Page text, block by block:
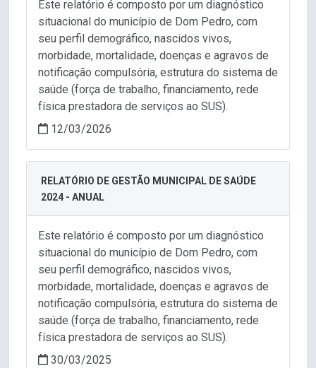
Este relatório é composto por um diagnóstico
situacional do município de Dom Pedro, com
seu perfil demográfico, nascidos vivos,
morbidade, mortalidade, doenças e agravos de
notificação compulsória, estrutura do sistema de
saúde (força de trabalho, financiamento, rede
física prestadora de serviços ao SUS).
12/03/2026
RELATÓRIO DE GESTÃO MUNICIPAL DE SAÚDE
2024 - ANUAL
Este relatório é composto por um diagnóstico
situacional do município de Dom Pedro, com
seu perfil demográfico, nascidos vivos,
morbidade, mortalidade, doenças e agravos de
notificação compulsória, estrutura do sistema de
saúde (força de trabalho, financiamento, rede
física prestadora de serviços ao SUS).
30/03/2025